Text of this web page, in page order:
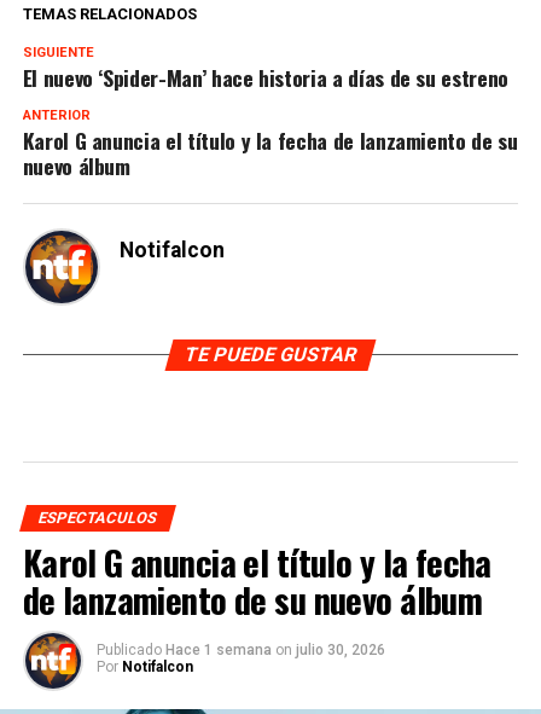
TEMAS RELACIONADOS
SIGUIENTE
El nuevo ‘Spider-Man’ hace historia a días de su estreno
ANTERIOR
Karol G anuncia el título y la fecha de lanzamiento de su
nuevo álbum
Notifalcon
TE PUEDE GUSTAR
ESPECTACULOS
Karol G anuncia el título y la fecha
de lanzamiento de su nuevo álbum
Publicado Hace 1 semana on julio 30, 2026
Por Notifalcon